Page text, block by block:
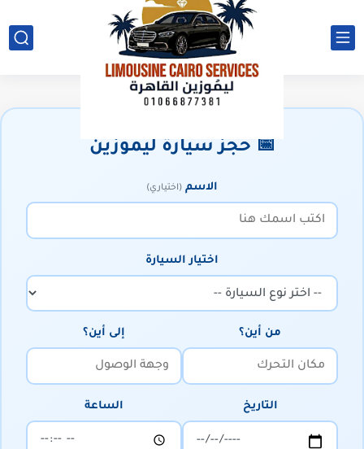
📅 حجز سيارة ليموزين
الاسم (اختياري)
اختيار السيارة
من أين؟ إلى أين؟
التاريخ الساعة